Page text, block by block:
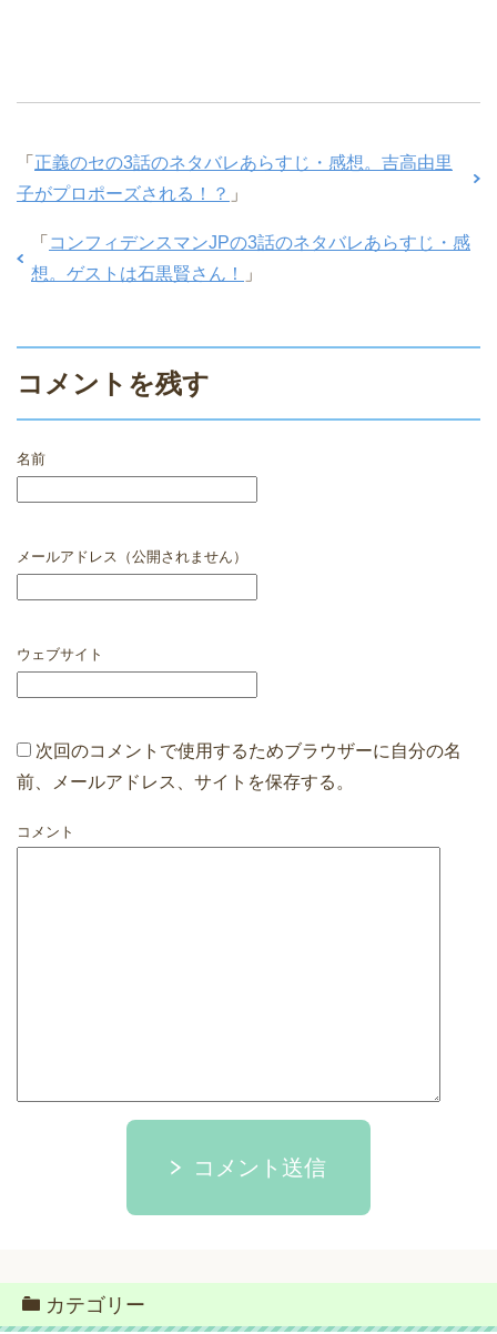
「 正義のセの3話のネタバレあらすじ・感想。吉高由里
子がプロポーズされる！？ 」
「 コンフィデンスマンJPの3話のネタバレあらすじ・感
想。ゲストは石黒賢さん！
」
コメントを残す
名前
メールアドレス（公開されません）
ウェブサイト
次回のコメントで使用するためブラウザーに自分の名
前、メールアドレス、サイトを保存する。
コメント
コメント送信
カテゴリー